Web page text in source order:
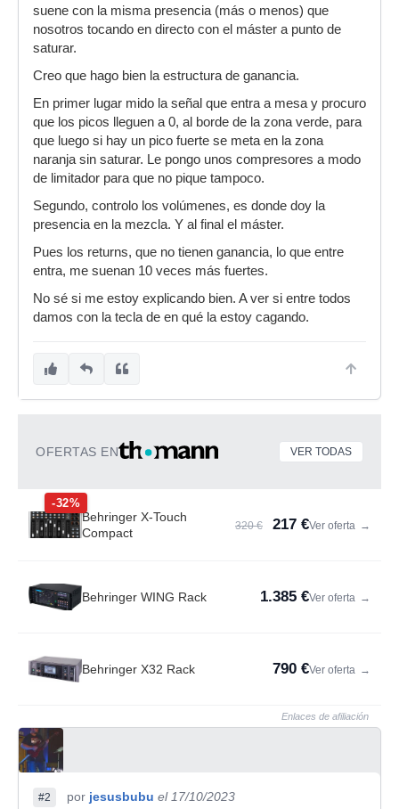
suene con la misma presencia (más o menos) que
nosotros tocando en directo con el máster a punto de
saturar.
Creo que hago bien la estructura de ganancia.
En primer lugar mido la señal que entra a mesa y procuro
que los picos lleguen a 0, al borde de la zona verde, para
que luego si hay un pico fuerte se meta en la zona
naranja sin saturar. Le pongo unos compresores a modo
de limitador para que no pique tampoco.
Segundo, controlo los volúmenes, es donde doy la
presencia en la mezcla. Y al final el máster.
Pues los returns, que no tienen ganancia, lo que entre
entra, me suenan 10 veces más fuertes.
No sé si me estoy explicando bien. A ver si entre todos
damos con la tecla de en qué la estoy cagando.
OFERTAS EN VER TODAS
-32%
Behringer X-Touch
Compact
320 € 217 €Ver oferta →
Behringer WING Rack 1.385 €Ver oferta →
Behringer X32 Rack 790 €Ver oferta →
Enlaces de afiliación
#2 por jesusbubu el 17/10/2023